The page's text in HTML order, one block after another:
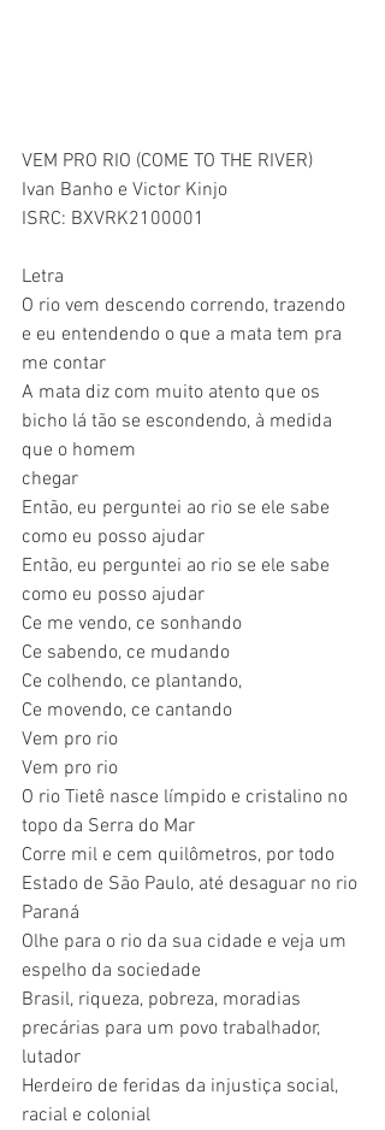
VEM PRO RIO (COME TO THE RIVER)
Ivan Banho e Victor Kinjo
ISRC: BXVRK2100001
Letra
O rio vem descendo correndo, trazendo
e eu entendendo o que a mata tem pra
me contar
A mata diz com muito atento que os
bicho lá tão se escondendo, à medida
que o homem
chegar
Então, eu perguntei ao rio se ele sabe
como eu posso ajudar
Então, eu perguntei ao rio se ele sabe
como eu posso ajudar
Ce me vendo, ce sonhando
Ce sabendo, ce mudando
Ce colhendo, ce plantando,
Ce movendo, ce cantando
Vem pro rio
Vem pro rio
O rio Tietê nasce límpido e cristalino no
topo da Serra do Mar
Corre mil e cem quilômetros, por todo
Estado de São Paulo, até desaguar no rio
Paraná
Olhe para o rio da sua cidade e veja um
espelho da sociedade
Brasil, riqueza, pobreza, moradias
precárias para um povo trabalhador,
lutador
Herdeiro de feridas da injustiça social,
racial e colonial